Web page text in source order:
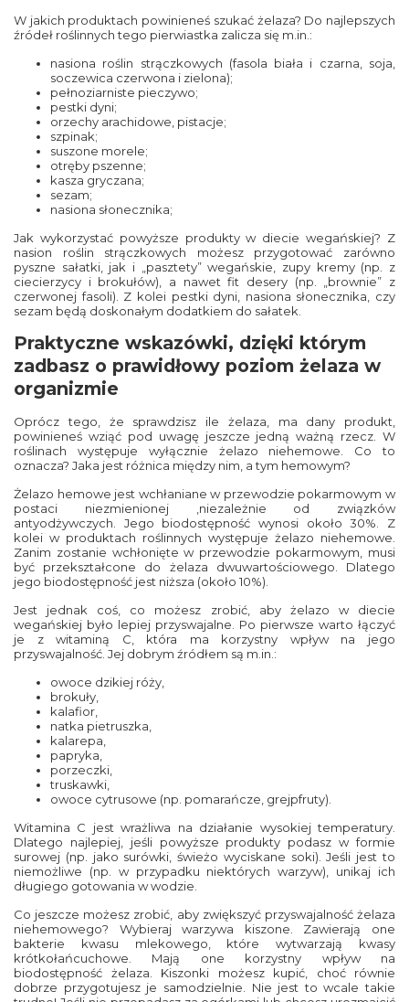
W jakich produktach powinieneś szukać żelaza? Do najlepszych
źródeł roślinnych tego pierwiastka zalicza się m.in.:
nasiona roślin strączkowych (fasola biała i czarna, soja,
soczewica czerwona i zielona);
pełnoziarniste pieczywo;
pestki dyni;
orzechy arachidowe, pistacje;
szpinak;
suszone morele;
otręby pszenne;
kasza gryczana;
sezam;
nasiona słonecznika;
Jak wykorzystać powyższe produkty w diecie wegańskiej? Z
nasion roślin strączkowych możesz przygotować zarówno
pyszne sałatki, jak i „pasztety” wegańskie, zupy kremy (np. z
ciecierzycy i brokułów), a nawet fit desery (np. „brownie” z
czerwonej fasoli). Z kolei pestki dyni, nasiona słonecznika, czy
sezam będą doskonałym dodatkiem do sałatek.
Praktyczne wskazówki, dzięki którym
zadbasz o prawidłowy poziom żelaza w
organizmie
Oprócz tego, że sprawdzisz ile żelaza, ma dany produkt,
powinieneś wziąć pod uwagę jeszcze jedną ważną rzecz. W
roślinach występuje wyłącznie żelazo niehemowe. Co to
oznacza? Jaka jest różnica między nim, a tym hemowym?
Żelazo hemowe jest wchłaniane w przewodzie pokarmowym w
postaci niezmienionej ,niezależnie od związków
antyodżywczych. Jego biodostępność wynosi około 30%. Z
kolei w produktach roślinnych występuje żelazo niehemowe.
Zanim zostanie wchłonięte w przewodzie pokarmowym, musi
być przekształcone do żelaza dwuwartościowego. Dlatego
jego biodostępność jest niższa (około 10%).
Jest jednak coś, co możesz zrobić, aby żelazo w diecie
wegańskiej było lepiej przyswajalne. Po pierwsze warto łączyć
je z witaminą C, która ma korzystny wpływ na jego
przyswajalność. Jej dobrym źródłem są m.in.:
owoce dzikiej róży,
brokuły,
kalafior,
natka pietruszka,
kalarepa,
papryka,
porzeczki,
truskawki,
owoce cytrusowe (np. pomarańcze, grejpfruty).
Witamina C jest wrażliwa na działanie wysokiej temperatury.
Dlatego najlepiej, jeśli powyższe produkty podasz w formie
surowej (np. jako surówki, świeżo wyciskane soki). Jeśli jest to
niemożliwe (np. w przypadku niektórych warzyw), unikaj ich
długiego gotowania w wodzie.
Co jeszcze możesz zrobić, aby zwiększyć przyswajalność żelaza
niehemowego? Wybieraj warzywa kiszone. Zawierają one
bakterie kwasu mlekowego, które wytwarzają kwasy
krótkołańcuchowe. Mają one korzystny wpływ na
biodostępność żelaza. Kiszonki możesz kupić, choć równie
dobrze przygotujesz je samodzielnie. Nie jest to wcale takie